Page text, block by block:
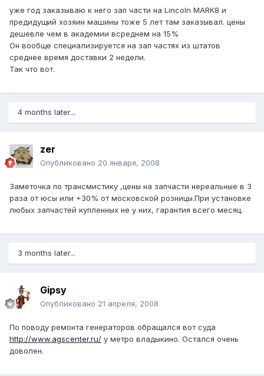
уже год заказываю к него зап части на Lincoln MARK8 и
предидущий хозяин машины тоже 5 лет там заказывал. цены
дешевле чем в академии всреднем на 15%
Он вообще специализируется на зап частях из штатов
среднее время доставки 2 недели.
Так что вот.
4 months later...
zer
Опубликовано 20 января, 2008
Заметочка по трансмистику ,цены на запчасти нереальные в 3
раза от юсы или +30% от московской розницы.При установке
любых запчастей купленных не у них, гарантия всего месяц.
3 months later...
Gipsy
Опубликовано 21 апреля, 2008
По поводу ремонта генераторов обращался вот суда
http://www.agscenter.ru/ у метро владыкино. Остался очень
доволен.